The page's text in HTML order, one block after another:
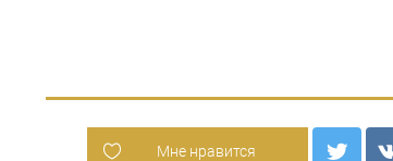
Мне нравится